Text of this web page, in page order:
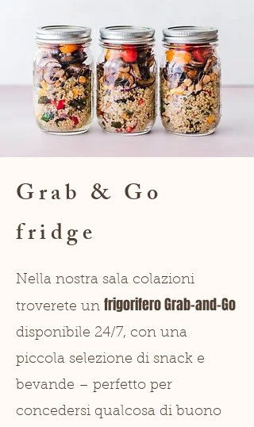
Grab & Go
fridge
Nella nostra sala colazioni
troverete un frigorifero Grab-and-Go
disponibile 24/7, con una
piccola selezione di snack e
bevande – perfetto per
concedersi qualcosa di buono